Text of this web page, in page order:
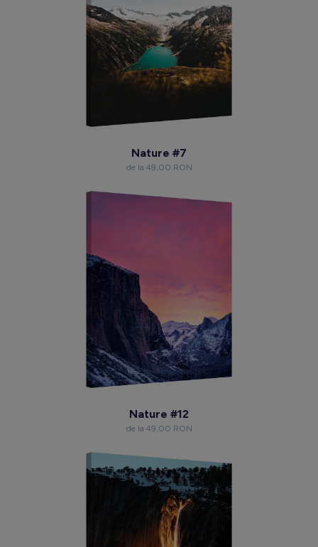
Nature #7
de la 49,00 RON
Nature #12
de la 49,00 RON